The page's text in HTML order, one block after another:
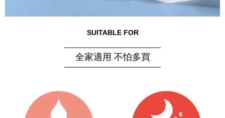
SUITABLE FOR
全家適用 不怕多買